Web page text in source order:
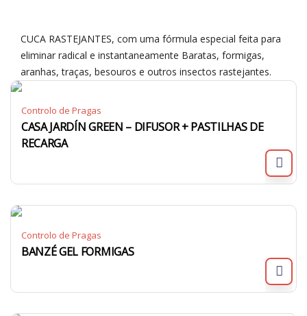
CUCA RASTEJANTES, com uma fórmula especial feita para
eliminar radical e instantaneamente Baratas, formigas,
aranhas, traças, besouros e outros insectos rastejantes.
Controlo de Pragas
CASA JARDÍN GREEN – DIFUSOR + PASTILHAS DE
RECARGA
Controlo de Pragas
BANZÉ GEL FORMIGAS